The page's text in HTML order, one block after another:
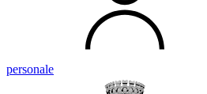
personale